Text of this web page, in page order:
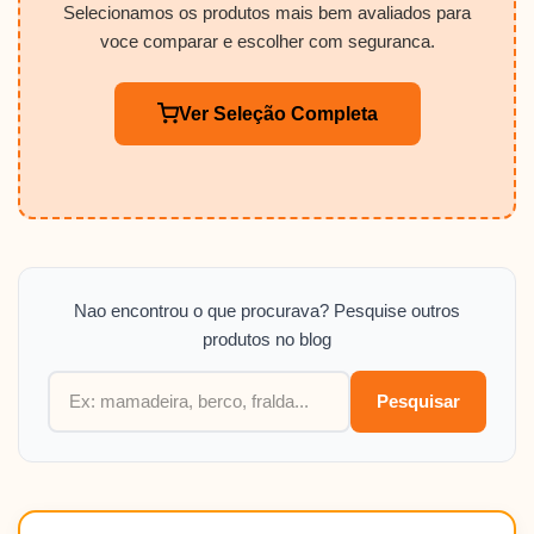
Selecionamos os produtos mais bem avaliados para
voce comparar e escolher com seguranca.
Ver Seleção Completa
Nao encontrou o que procurava? Pesquise outros
produtos no blog
Pesquisar